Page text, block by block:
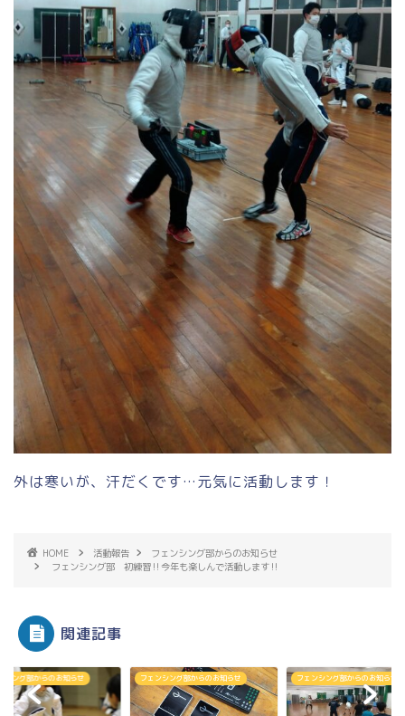
外は寒いが、汗だくです…元気に活動します！
HOME 活動報告
フェンシング部からのお知らせ
フェンシング部 初練習‼今年も楽しんで活動します‼
関連記事
シング部からのお知らせ フェンシング部からのお知らせ フェンシング部からのお知らせ